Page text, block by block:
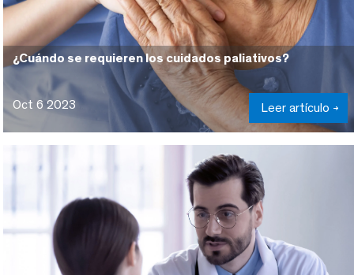
¿Cuándo se requieren los cuidados paliativos?
Oct 6 2023 Leer artículo